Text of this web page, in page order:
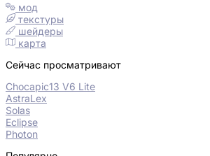
мод
текстуры
шейдеры
карта
Сейчас просматривают
Chocapic13 V6 Lite
AstraLex
Solas
Eclipse
Photon